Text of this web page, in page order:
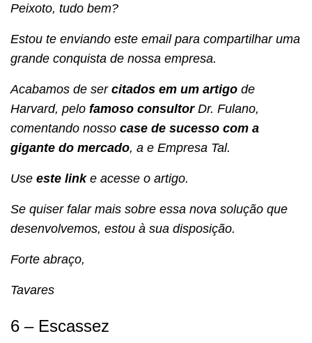
Peixoto, tudo bem?
Estou te enviando este email para compartilhar uma
grande conquista de nossa empresa.
Acabamos de ser citados em um artigo de
Harvard, pelo famoso consultorDr. Fulano,
comentando nosso case de sucesso com a
gigante do mercado, a e Empresa Tal.
Use este linke acesse o artigo.
Se quiser falar mais sobre essa nova solução que
desenvolvemos, estou à sua disposição.
Forte abraço,
Tavares
6 – Escassez